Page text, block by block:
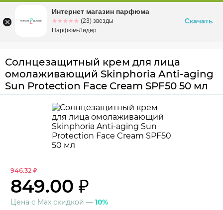
Омскул. Заозерная, 11, к. 1
Солнцезащитный крем для лица
омолаживающий Skinphoria Anti-aging
Sun Protection Face Cream SPF50 50 мл
946.32 ₽
849.00 ₽
Цена с Max скидкой — 10%
Интернет магазин парфюма
☆☆☆☆☆
★★★★★ (23) звезды
Парфюм-Лидер
Скачать